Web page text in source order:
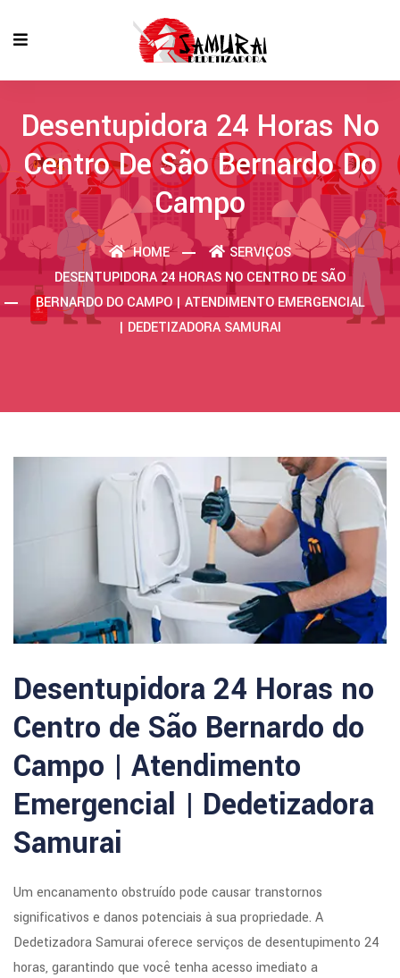
Desentupidora 24 Horas No
Centro De São Bernardo Do
Campo
HOME
SERVIÇOS
DESENTUPIDORA 24 HORAS NO CENTRO DE SÃO
BERNARDO DO CAMPO | ATENDIMENTO EMERGENCIAL
| DEDETIZADORA SAMURAI
Desentupidora 24 Horas no
Centro de São Bernardo do
Campo | Atendimento
Emergencial | Dedetizadora
Samurai
Um encanamento obstruído pode causar transtornos
significativos e danos potenciais à sua propriedade. A
Dedetizadora Samurai oferece serviços de desentupimento 24
horas, garantindo que você tenha acesso imediato a